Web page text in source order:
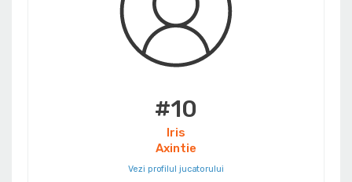
#10
Iris
Axintie
Vezi profilul jucatorului